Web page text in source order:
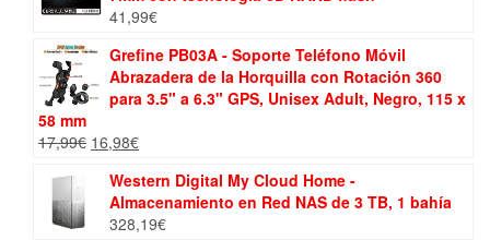
41,99€
Grefine PB03A - Soporte Teléfono Móvil
Abrazadera de la Horquilla con Rotación 360
para 3.5" a 6.3" GPS, Unisex Adult, Negro, 115 x
58 mm
17,99€ El
original
era:
17,99€.
16,98€El
actual
es:
16,98€.
Western Digital My Cloud Home -
Almacenamiento en Red NAS de 3 TB, 1 bahía
328,19€